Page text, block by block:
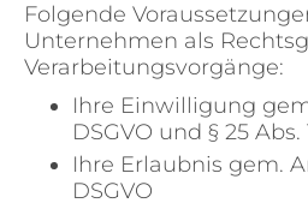
Folgende
Unternehmen als
Verarbeitungsvorgänge:
Ihre Einwilligung
DSGVO und § 25 Abs.
Ihre Erlaubnis gem.
DSGVO